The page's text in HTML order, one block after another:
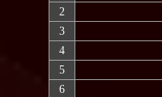
2
3
4
5
6